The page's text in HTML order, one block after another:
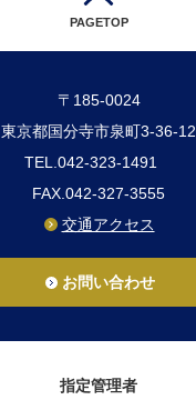
PAGETOP
〒185-0024
東京都国分寺市泉町3-36-12
TEL.042-323-1491
FAX.042-327-3555
交通アクセス
お問い合わせ
指定管理者